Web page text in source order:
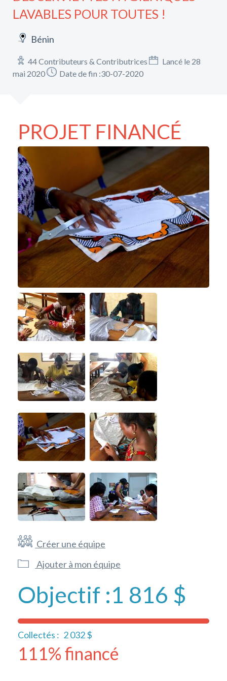
LAVABLES POUR TOUTES !
Bénin
44 Contributeurs & Contributrices
Lancé le 28
mai 2020
Date de fin :30-07-2020
PROJET FINANCÉ
Créer une équipe
Ajouter à mon équipe
Objectif :1 816 $
Collectés : 2 032 $
111% financé